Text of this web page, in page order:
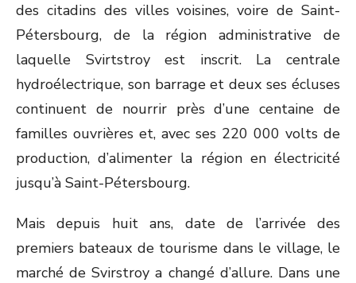
des citadins des villes voisines, voire de Saint-
Pétersbourg, de la région administrative de
laquelle Svirtstroy est inscrit. La centrale
hydroélectrique, son barrage et deux ses écluses
continuent de nourrir près d’une centaine de
familles ouvrières et, avec ses 220 000 volts de
production, d’alimenter la région en électricité
jusqu’à Saint-Pétersbourg.
Mais depuis huit ans, date de l’arrivée des
premiers bateaux de tourisme dans le village, le
marché de Svirstroy a changé d’allure. Dans une